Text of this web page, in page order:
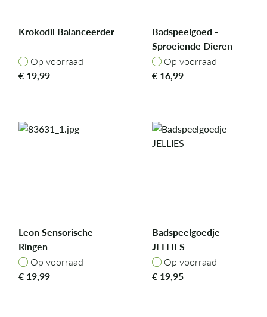
Krokodil Balanceerder
Op voorraad
Op voorraad
€ 19,99
Badspeelgoed -
Sproeiende Dieren -
Mrs. Rabbit & Mr. Fox
Op voorraad
Op voorraad
€ 16,99
Leon Sensorische
Ringen
Op voorraad
Op voorraad
€ 19,99
Badspeelgoedje
JELLIES
Op voorraad
Op voorraad
€ 19,95